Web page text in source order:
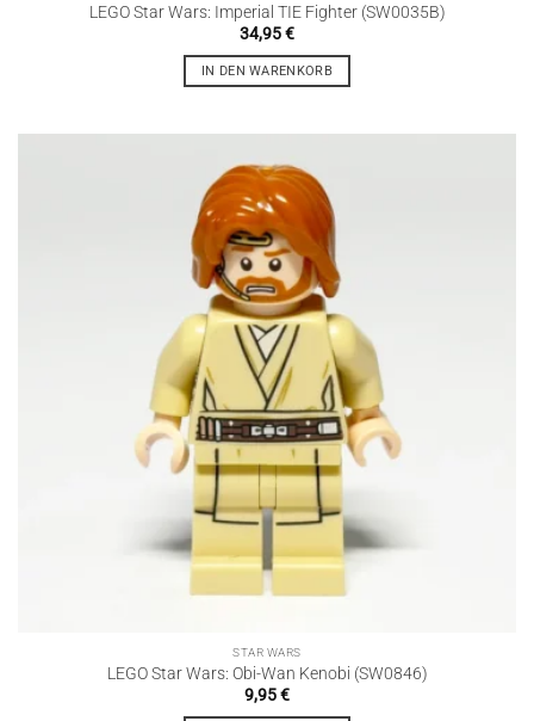
LEGO Star Wars: Imperial TIE Fighter (SW0035B)
34,95€
IN DEN WARENKORB
STAR WARS
LEGO Star Wars: Obi-Wan Kenobi (SW0846)
9,95€